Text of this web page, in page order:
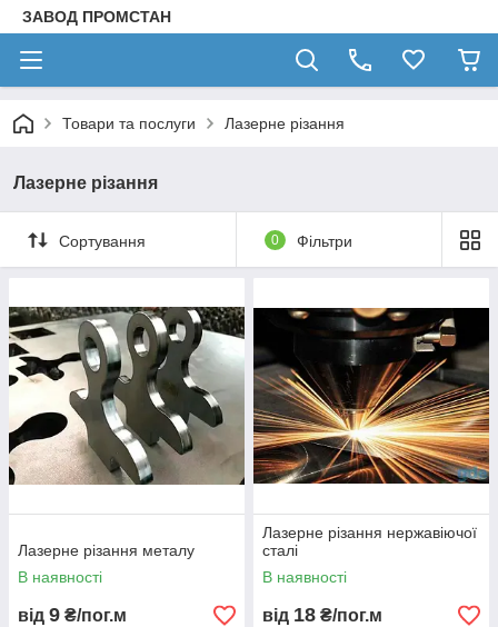
ЗАВОД ПРОМСТАН
Товари та послуги Лазерне різання
Лазерне різання
Сортування 0 Фільтри
Лазерне різання металу
В наявності
від 9 ₴/пог.м
Лазерне різання нержавіючої
сталі
В наявності
від 18 ₴/пог.м